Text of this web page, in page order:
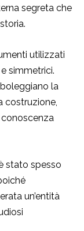
segreta che
utilizzati
simmetrici.
la
costruzione,
stato spesso
un’entità